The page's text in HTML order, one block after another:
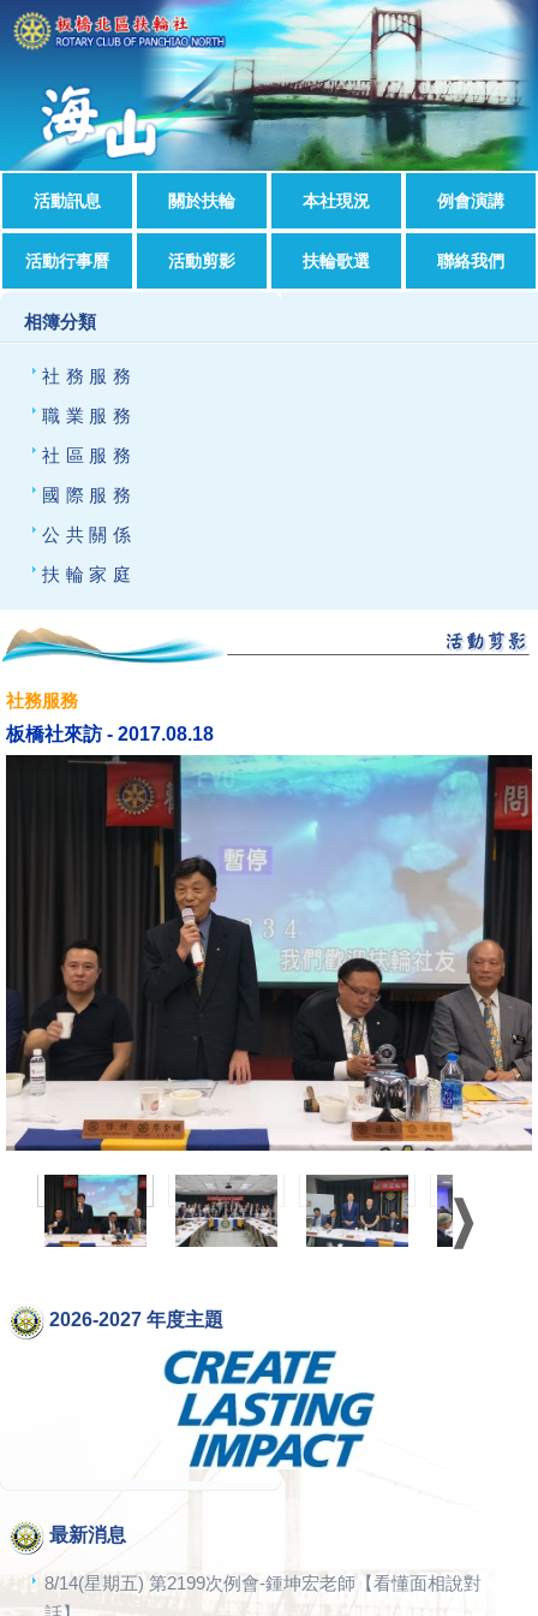
活動訊息 關於扶輪 本社現況 例會演講
活動行事曆 活動剪影 扶輪歌選 聯絡我們
相簿分類
社務服務
職業服務
社區服務
國際服務
公共關係
扶輪家庭
社務服務
板橋社來訪 - 2017.08.18
2026-2027 年度主題
最新消息
8/14(星期五) 第2199次例會-鍾坤宏老師【看懂面相說對